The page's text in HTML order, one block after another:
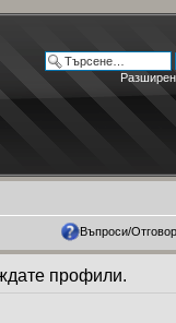
Въпроси/
профили.